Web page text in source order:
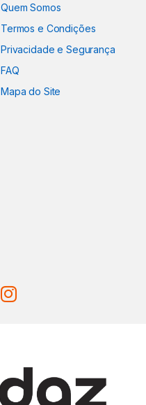
Quem Somos
Termos e Condições
Privacidade e Segurança
FAQ
Mapa do Site